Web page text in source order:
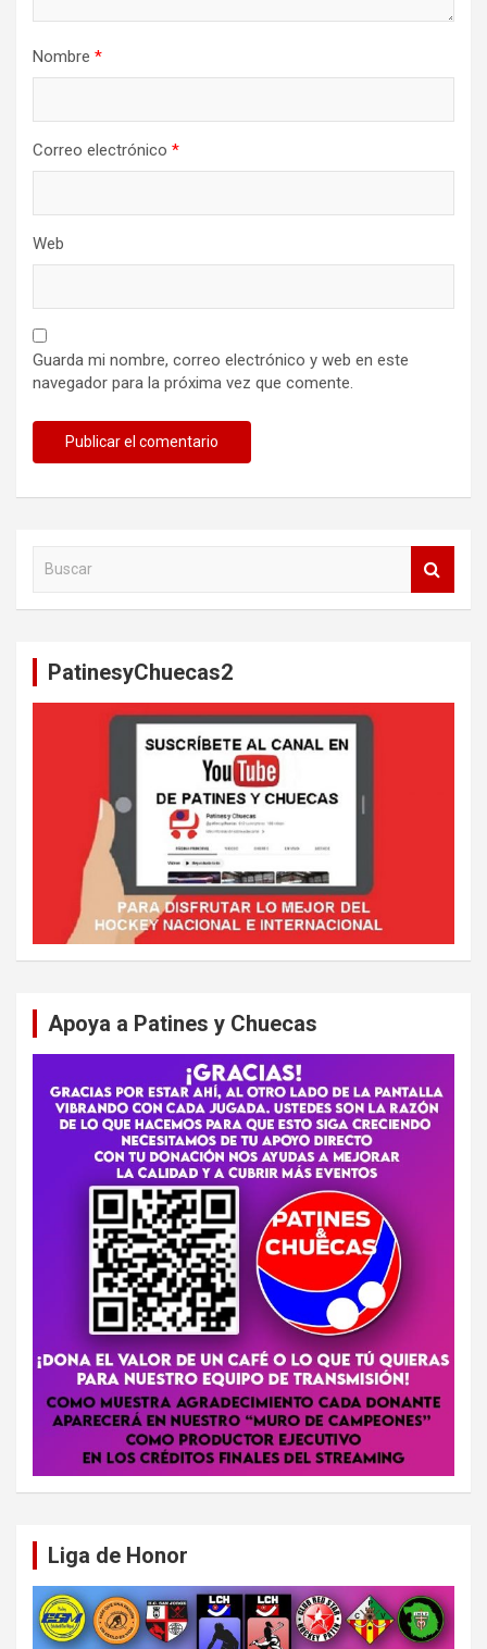
Nombre *
Correo electrónico *
Web
Guarda mi nombre, correo electrónico y web en este
navegador para la próxima vez que comente.
PatinesyChuecas2
Apoya a Patines y Chuecas
Liga de Honor